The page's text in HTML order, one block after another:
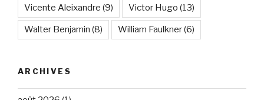
Vicente Aleixandre (9) Victor Hugo (13)
Walter Benjamin (8) William Faulkner(6)
ARCHIVES